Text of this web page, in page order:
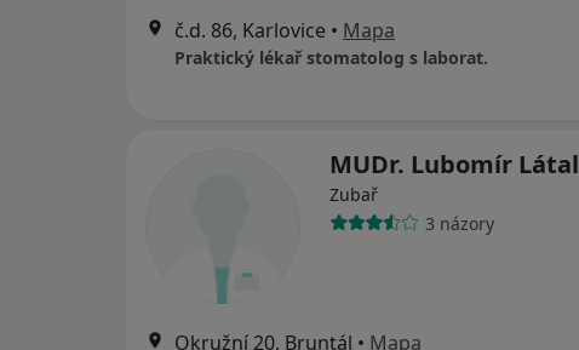
č.d. 86, Karlovice • Mapa
Praktický lékař stomatolog s laborat.
MUDr. Lubomír Látal
Zubař
3 názory
Okružní 20, Bruntál • Mapa